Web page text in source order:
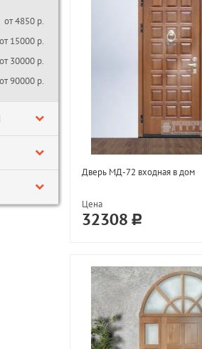
от 4850 р.
от 15000 р.
от 30000 р.
от 90000 р.
Дверь МД-72 входная в дом
Цена
32308